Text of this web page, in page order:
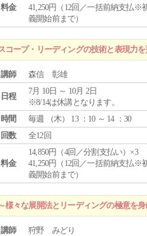
料金
41,250円（12回／一括前納支払※
義開始前まで）
ープ・リーディングの技術と表現力
講師 森信 彰雄
日程
7月 10日 ～ 10月 2日
※8/14は休講となります。
時間
毎週 （木） 13 ：10 ～ 14 ：30
回数
全12回
料金
14,850円（4回／分割支払い）×3
41,250円（12回／一括前納支払※
義開始前まで）
々な展開法とリーディングの極意を身
講師 狩野 みどり